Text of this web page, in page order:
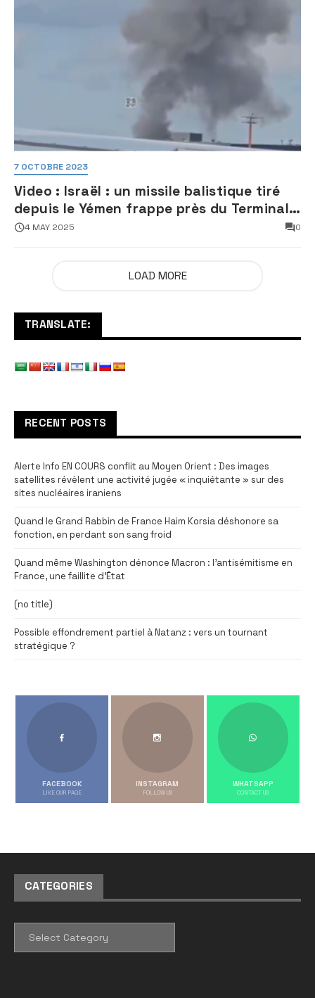
7 OCTOBRE 2023
Video : Israël : un missile balistique tiré
depuis le Yémen frappe près du Terminal
3 de l’aéroport Ben Gourion
4 MAY 2025 0
LOAD MORE
TRANSLATE:
RECENT POSTS
Alerte Info EN COURS conflit au Moyen Orient : Des images
satellites révèlent une activité jugée « inquiétante » sur des
sites nucléaires iraniens
Quand le Grand Rabbin de France Haim Korsia déshonore sa
fonction, en perdant son sang froid
Quand même Washington dénonce Macron : l’antisémitisme en
France, une faillite d’État
(no title)
Possible effondrement partiel à Natanz : vers un tournant
stratégique ?
FACEBOOK
LIKE OUR PAGE
INSTAGRAM
FOLLOW US
WHATSAPP
CONTACT US
CATEGORIES